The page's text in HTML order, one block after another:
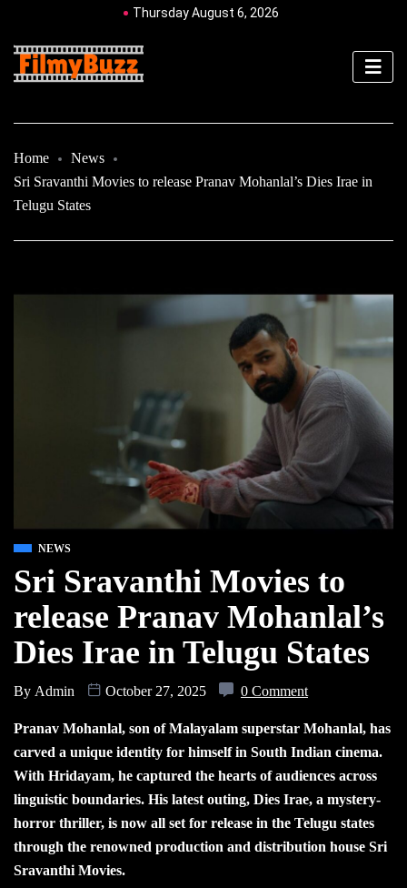
Thursday August 6, 2026
Home
News
Sri Sravanthi Movies to release Pranav Mohanlal’s Dies Irae in
Telugu States
NEWS
Sri Sravanthi Movies to
release Pranav Mohanlal’s
Dies Irae in Telugu States
By Admin October 27, 2025 0 Comment
Pranav Mohanlal, son of Malayalam superstar Mohanlal, has
carved a unique identity for himself in South Indian cinema.
With Hridayam, he captured the hearts of audiences across
linguistic boundaries. His latest outing, Dies Irae, a mystery-
horror thriller, is now all set for release in the Telugu states
through the renowned production and distribution house Sri
Sravanthi Movies.